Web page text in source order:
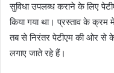
सुविधा उपलब्ध कराने के लिए
किया गया था। प्रस्ताव के क्रम
तब से निरंतर पेटीएम की ओर से
लगाए जाते रहे हैं।